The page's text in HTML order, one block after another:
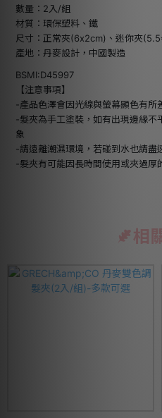
數量：2入/組
材質：環保塑料、鐵
尺寸：正常夾(6x2cm)、迷你夾
產地：丹麥設計，中國製造
BSMI:D45997
【注意事項】
-產品色澤會因光線與螢幕顯色有所
-髮夾為手工塗裝，如有出現邊緣不
象
-請遠離潮濕環境，若碰到水也請盡
-髮夾有可能因長時間使用或夾過厚
相